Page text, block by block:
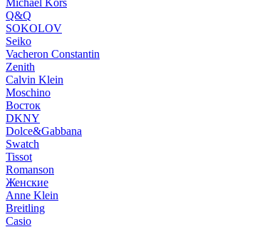
Michael Kors
Q&Q
SOKOLOV
Seiko
Vacheron Constantin
Zenith
Calvin Klein
Moschino
Восток
DKNY
Dolce&Gabbana
Swatch
Tissot
Romanson
Женские
Anne Klein
Breitling
Casio